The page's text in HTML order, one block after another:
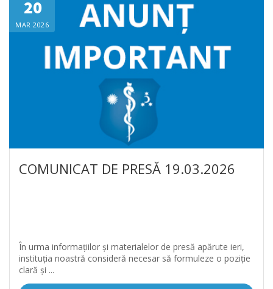
20
MAR 2026
COMUNICAT DE PRESĂ 19.03.2026
În urma informațiilor și materialelor de presă apărute ieri,
instituția noastră consideră necesar să formuleze o poziție
clară și ...